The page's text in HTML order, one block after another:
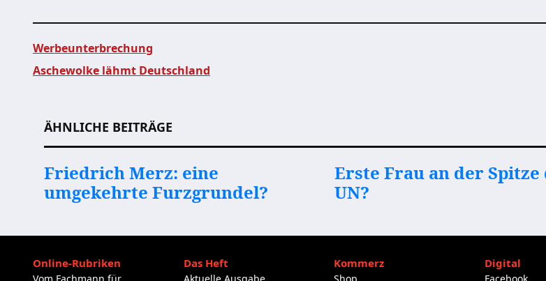
Werbeunterbrechung
Aschewolke lähmt Deutschland
ÄHNLICHE BEITRÄGE
Friedrich Merz: eine
umgekehrte Furzgrundel?
Erste Frau an der Spitze
UN?
Online-Rubriken Das Heft Kommerz Digital